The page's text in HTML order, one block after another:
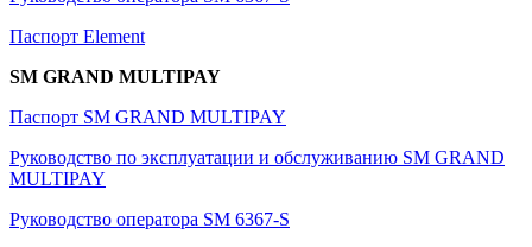
Паспорт Element
SM GRAND MULTIPAY
Паспорт SM GRAND MULTIPAY
Руководство по эксплуатации и обслуживанию SM GRAND
MULTIPAY
Руководство оператора SM 6367-S